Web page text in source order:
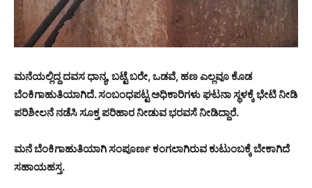
ಮನೆಯಲ್ಲಿದ್ದ ದವಸ ಧಾನ್ಯ, ಬಟ್ಟೆ ಬರೇ, ಒಡವೆ, ಹಣ ಎಲ್ಲವೂ ಕೊಡ
ಬೆಂಕಿಗಾಹುತಿಯಾಗಿದೆ. ಸಂಬಂಧಪಟ್ಟ ಅಧಿಕಾರಿಗಳು ಘಟನಾ ಸ್ಥಳಕ್ಕೆ ಭೇಟಿ ನೀಡಿ
ಪರಿಶೀಲನೆ ನಡೆಸಿ ಸೂಕ್ತ ಪರಿಹಾರ ನೀಡುವ ಭರವಸೆ ನೀಡಿದ್ದಾರೆ.
ಮನೆ ಬೆಂಕಿಗಾಹುತಿಯಾಗಿ ಸಂಪೂರ್ಣ ಕಂಗಲಾಗಿರುವ ಕುಟುಂಬಕ್ಕೆ ಬೇಕಾಗಿದೆ
ಸಹಾಯಹಸ್ತ.